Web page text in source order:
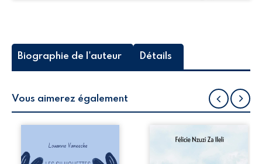
Biographie de l'auteur Détails
Vous aimerez également
la rue donne la
parole à six
Auberge de la